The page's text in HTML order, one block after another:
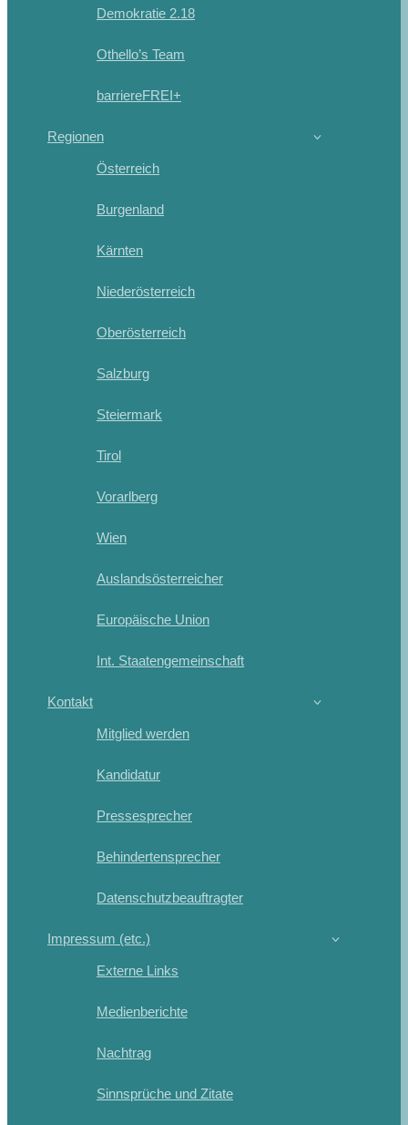
Demokratie 2.18
Othello’s Team
barriereFREI+
Regionen
Österreich
Burgenland
Kärnten
Niederösterreich
Oberösterreich
Salzburg
Steiermark
Tirol
Vorarlberg
Wien
Auslandsösterreicher
Europäische Union
Int. Staatengemeinschaft
Kontakt
Mitglied werden
Kandidatur
Pressesprecher
Behindertensprecher
Datenschutzbeauftragter
Impressum (etc.)
Externe Links
Medienberichte
Nachtrag
Sinnsprüche und Zitate